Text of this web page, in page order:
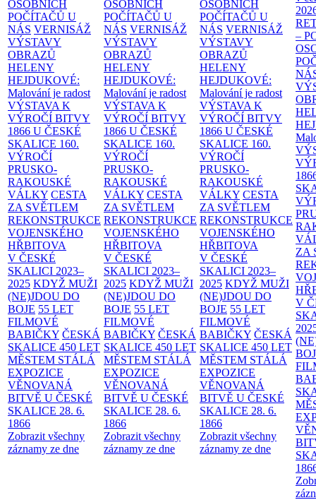
OSOBNÍCH
POČÍTAČŮ U
NÁS VERNISÁŽ
VÝSTAVY
OBRAZŮ
HELENY
HEJDUKOVÉ:
Malování je radost
VÝSTAVA K
VÝROČÍ BITVY
1866 U ČESKÉ
SKALICE 160.
VÝROČÍ
PRUSKO-
RAKOUSKÉ
VÁLKY CESTA
ZA SVĚTLEM
REKONSTRUKCE
VOJENSKÉHO
HŘBITOVA
V ČESKÉ
SKALICI 2023–
2025 KDYŽ MUŽI
(NE)JDOU DO
BOJE 55 LET
FILMOVÉ
BABIČKY ČESKÁ
SKALICE 450 LET
MĚSTEM STÁLÁ
EXPOZICE
VĚNOVANÁ
BITVĚ U ČESKÉ
SKALICE 28. 6.
1866
Zobrazit všechny
záznamy ze dne
OSOBNÍCH
POČÍTAČŮ U
NÁS VERNISÁŽ
VÝSTAVY
OBRAZŮ
HELENY
HEJDUKOVÉ:
Malování je radost
VÝSTAVA K
VÝROČÍ BITVY
1866 U ČESKÉ
SKALICE 160.
VÝROČÍ
PRUSKO-
RAKOUSKÉ
VÁLKY CESTA
ZA SVĚTLEM
REKONSTRUKCE
VOJENSKÉHO
HŘBITOVA
V ČESKÉ
SKALICI 2023–
2025 KDYŽ MUŽI
(NE)JDOU DO
BOJE 55 LET
FILMOVÉ
BABIČKY ČESKÁ
SKALICE 450 LET
MĚSTEM STÁLÁ
EXPOZICE
VĚNOVANÁ
BITVĚ U ČESKÉ
SKALICE 28. 6.
1866
Zobrazit všechny
záznamy ze dne
OSOBNÍCH
POČÍTAČŮ U
NÁS VERNISÁŽ
VÝSTAVY
OBRAZŮ
HELENY
HEJDUKOVÉ:
Malování je radost
VÝSTAVA K
VÝROČÍ BITVY
1866 U ČESKÉ
SKALICE 160.
VÝROČÍ
PRUSKO-
RAKOUSKÉ
VÁLKY CESTA
ZA SVĚTLEM
REKONSTRUKCE
VOJENSKÉHO
HŘBITOVA
V ČESKÉ
SKALICI 2023–
2025 KDYŽ MUŽI
(NE)JDOU DO
BOJE 55 LET
FILMOVÉ
BABIČKY ČESKÁ
SKALICE 450 LET
MĚSTEM STÁLÁ
EXPOZICE
VĚNOVANÁ
BITVĚ U ČESKÉ
SKALICE 28. 6.
1866
Zobrazit všechny
záznamy ze dne
–
ZA
V